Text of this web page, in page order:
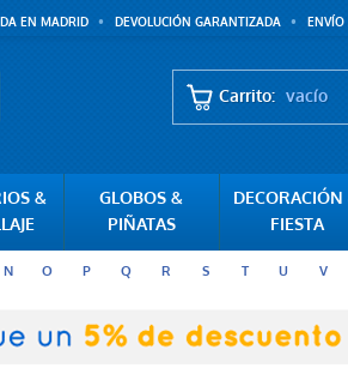
EN MADRID DEVOLUCIÓN GARANTIZADA ENVÍO
Carrito: vacío
&
GLOBOS &
PIÑATAS
FIESTA
N O P Q R S T U V